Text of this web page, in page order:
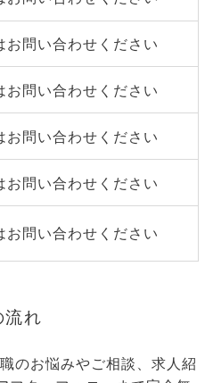
お問い合わせください
お問い合わせください
お問い合わせください
お問い合わせください
お問い合わせください
流れ
のお悩みやご相談、求人紹